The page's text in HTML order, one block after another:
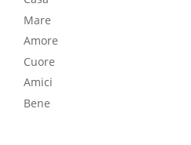
Mare
Amore
Cuore
Amici
Bene